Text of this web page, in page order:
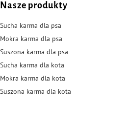
Nasze produkty
Sucha karma dla psa
Mokra karma dla psa
Suszona karma dla psa
Sucha karma dla kota
Mokra karma dla kota
Suszona karma dla kota